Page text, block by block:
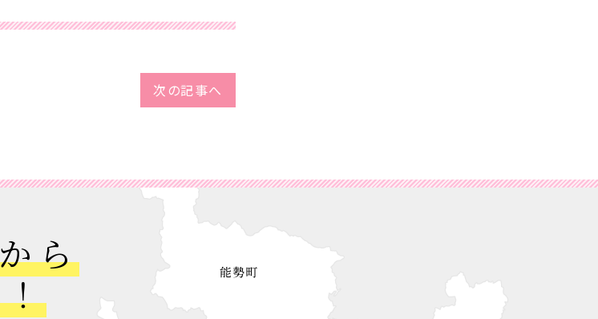
次の記事へ
ら